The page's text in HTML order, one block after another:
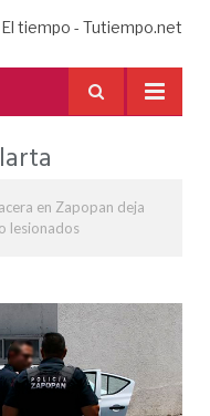
El tiempo - Tutiempo.net
en Zapopan deja
lesionados